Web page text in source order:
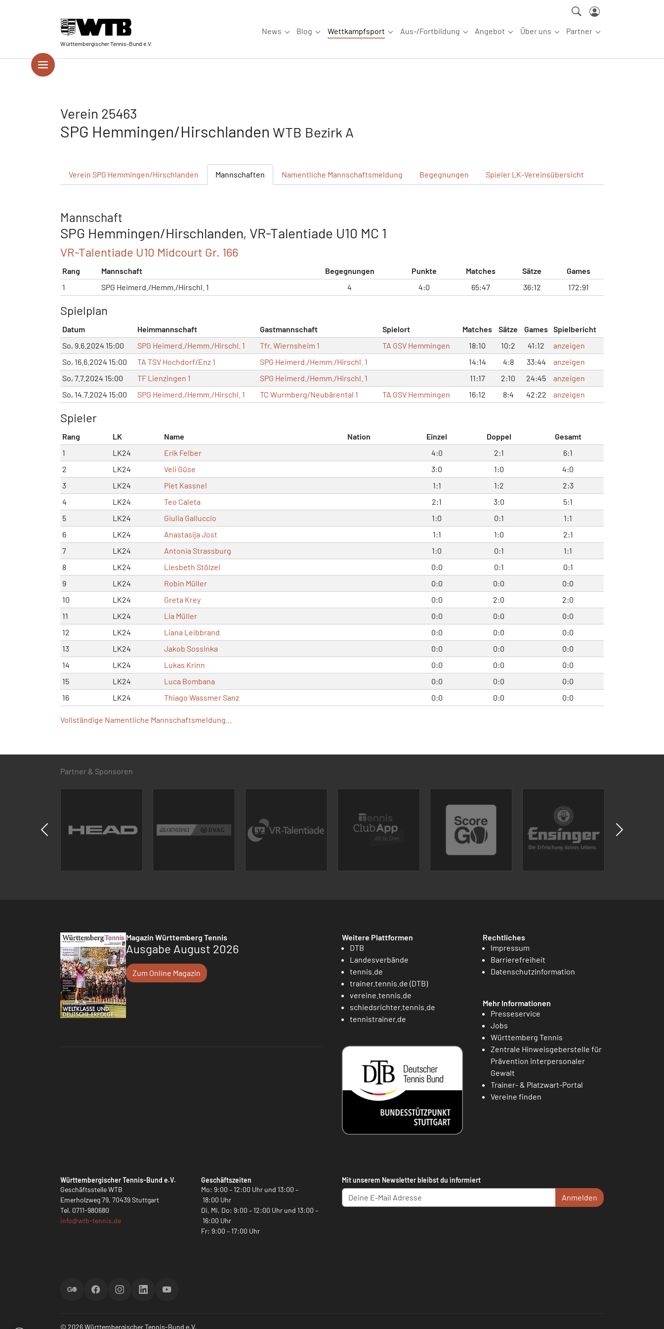
Württembergischer Tennis-Bund e.V.
News
Submenu for "News"
Blog
Submenu for "Blog"
Wettkampfsport
Submenu for "Wettkampfsport"
Aus-/Fortbildung
Submenu for "Aus-/Fortbildung"
Angebot
Submenu for "Angebot"
Über uns
Submenu for "Über uns"
Partner
Submenu for
Verein 25463
SPG Hemmingen/Hirschlanden WTB Bezirk A
Verein SPG Hemmingen/Hirschlanden Mannschaften Namentliche Mannschaftsmeldung Begegnungen Spieler LK-Vereinsübersicht
Mannschaft
SPG Hemmingen/Hirschlanden, VR-Talentiade U10 MC 1
VR-Talentiade U10 Midcourt Gr. 166
Rang Mannschaft Begegnungen Punkte Matches Sätze
Games
1
SPG Heimerd./Hemm./Hirschl. 1 4 4:0 65:47 36:12 172:91
Spielplan
Datum Heimmannschaft Gastmannschaft Spielort Matches Sätze Games Spielbericht
So, 9.6.2024 15:00
SPG Heimerd./Hemm./Hirschl. 1 Tfr. Wiernsheim 1 TA GSV Hemmingen 18:10 10:2 41:12
anzeigen
So, 16.6.2024 15:00
TA TSV Hochdorf/Enz 1 SPG Heimerd./Hemm./Hirschl. 1 14:14 4:8 33:44
anzeigen
So, 7.7.2024 15:00
TF Lienzingen 1 SPG Heimerd./Hemm./Hirschl. 1 11:17 2:10 24:45
anzeigen
So, 14.7.2024 15:00
SPG Heimerd./Hemm./Hirschl. 1 TC Wurmberg/Neubärental 1 TA GSV Hemmingen 16:12 8:4 42:22 anzeigen
Spieler
Rang LK Name Nation Einzel Doppel
Gesamt
1
LK24 Erik Felber 4:0 2:1
6:1
2
LK24 Veli Güse 3:0 1:0
4:0
3
LK24 Piet Kassnel 1:1 1:2
2:3
4
LK24 Teo Caleta 2:1 3:0
5:1
5
LK24 Giulia Galluccio 1:0 0:1
1:1
6
LK24 Anastasija Jost 1:1 1:0
2:1
7
LK24 Antonia Strassburg 1:0 0:1
1:1
8
LK24 Liesbeth Stölzel 0:0 0:1
0:1
9
LK24 Robin Müller 0:0 0:0
0:0
10
LK24 Greta Krey 0:0 2:0
2:0
11
LK24 Lia Müller 0:0 0:0
0:0
12
LK24 Liana Leibbrand 0:0 0:0
0:0
13
LK24 Jakob Sossinka 0:0 0:0
0:0
14
LK24 Lukas Krinn 0:0 0:0
0:0
15
LK24 Luca Bombana 0:0 0:0
0:0
16
LK24 Thiago Wassmer Sanz 0:0 0:0 0:0
Vollständige Namentliche Mannschaftsmeldung...
Partner & Sponsoren
Magazin Württemberg Tennis
Ausgabe August 2026
Zum Online Magazin
Weitere Plattformen
DTB
Landesverbände
tennis.de
trainer.tennis.de (DTB)
vereine.tennis.de
schiedsrichter.tennis.de
tennistrainer.de
Rechtliches
Impressum
Barrierefreiheit
Datenschutzinformation
Mehr Informationen
Presseservice
Jobs
Württemberg Tennis
Zentrale Hinweisgeberstelle für
Prävention interpersonaler
Gewalt
Trainer- & Platzwart-Portal
Vereine finden
Württembergischer Tennis-Bund e.V.
Geschäftsstelle WTB
Emerholzweg 79, 70439 Stuttgart
Tel. 0711-980680
info@wtb-tennis.de
Geschäftszeiten
Mo: 9:00 – 12:00 Uhr und 13:00 –
18:00 Uhr
Di, Mi, Do: 9:00 – 12:00 Uhr und 13:00 –
16:00 Uhr
Fr: 9:00 – 17:00 Uhr
Mit unserem Newsletter bleibst du informiert
Anmelden
ScoreGOFacebookInstagramLinkedInYouTube
© 2026 Württembergischer Tennis-Bund e.V.